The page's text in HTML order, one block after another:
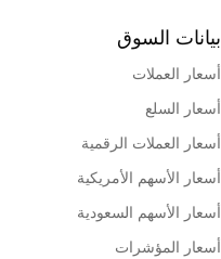
بيانات السوق
أسعار العملات
أسعار السلع
أسعار العملات الرقمية
أسعار الأسهم الأمريكية
أسعار الأسهم السعودية
أسعار المؤشرات